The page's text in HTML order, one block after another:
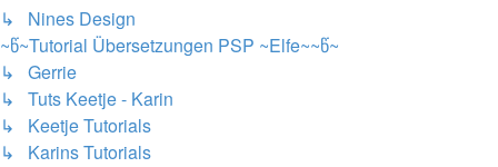
↳ Nines Design
~წ~Tutorial Übersetzungen PSP ~Elfe~~წ~
↳ Gerrie
↳ Tuts Keetje - Karin
↳ Keetje Tutorials
↳ Karins Tutorials